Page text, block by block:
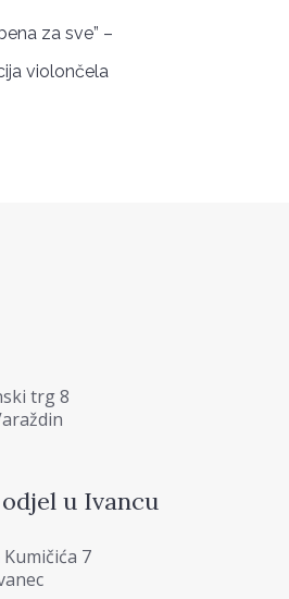
za sve” –
violončela
trg 8
u Ivancu
7